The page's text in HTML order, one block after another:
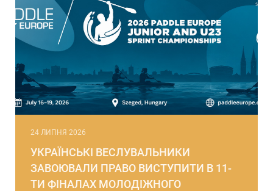
24 ЛИПНЯ 2026
УКРАЇНСЬКІ ВЕСЛУВАЛЬНИКИ
ЗАВОЮВАЛИ ПРАВО ВИСТУПИТИ В 11-
ТИ ФІНАЛАХ МОЛОДІЖНОГО